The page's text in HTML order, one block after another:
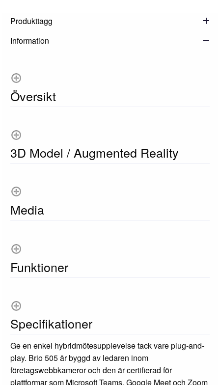
Produkttagg
Information
Översikt
3D Model / Augmented Reality
Media
Funktioner
Specifikationer
Ge en enkel hybridmötesupplevelse tack vare plug-and-
play. Brio 505 är byggd av ledaren inom
företagswebbkameror och den är certifierad för
plattformar som Microsoft Teams, Google Meet och Zoom